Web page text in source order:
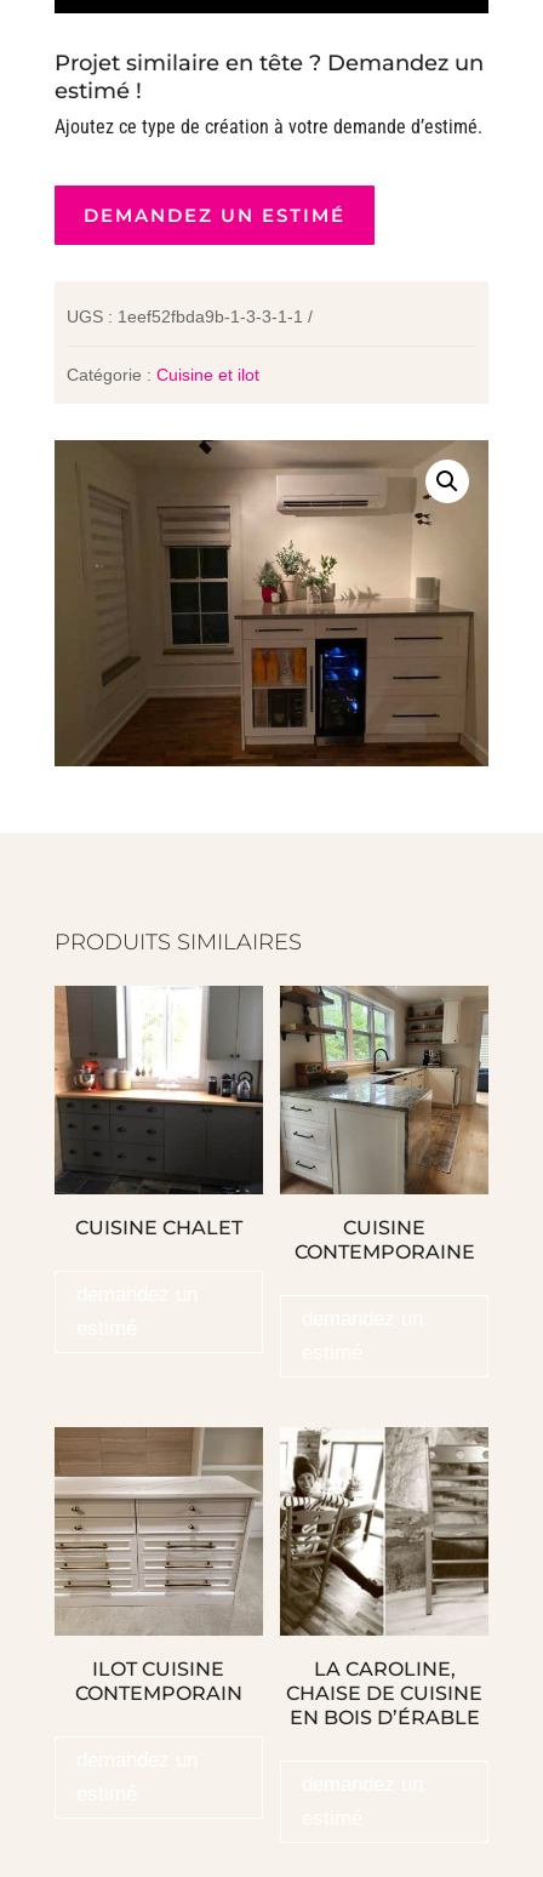
Projet similaire en tête ? Demandez un
estimé !
Ajoutez ce type de création à votre demande d’estimé.
DEMANDEZ UN ESTIMÉ
UGS : 1eef52fbda9b-1-3-3-1-1
Catégorie : Cuisine et ilot
PRODUITS SIMILAIRES
CUISINE CHALET
CUISINE
CONTEMPORAINE
ILOT CUISINE
CONTEMPORAIN
LA CAROLINE,
CHAISE DE CUISINE
EN BOIS D’ÉRABLE